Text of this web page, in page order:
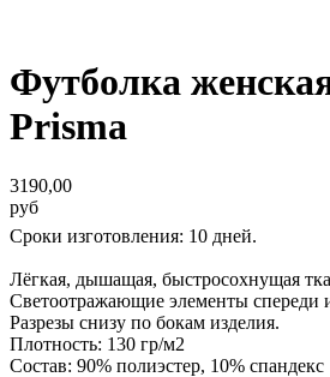
Футболка
Prisma
3190,00
руб
Сроки изготовления: 10 дней.
Лёгкая, дышащая, быстросохнущая
Светоотражающие элементы спереди
Разрезы снизу по бокам изделия.
Плотность: 130 гр/м2
Состав: 90% полиэстер, 10% спандекс